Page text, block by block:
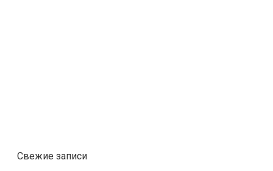
Свежие записи